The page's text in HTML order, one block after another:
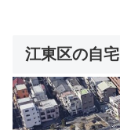
江東区の自宅